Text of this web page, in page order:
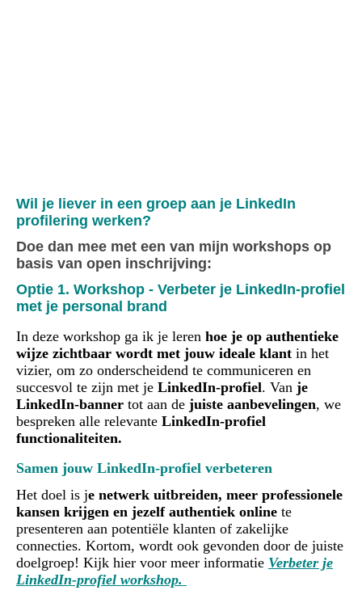
Wil je liever in een groep aan je LinkedIn
profilering werken?
Doe dan mee met een van mijn workshops op
basis van open inschrijving:
Optie 1. Workshop - Verbeter je LinkedIn-profiel
met je personal brand
In deze workshop ga ik je leren hoe je op authentieke
wijze zichtbaar wordt met jouw ideale klant in het
vizier, om zo onderscheidend te communiceren en
succesvol te zijn met je LinkedIn-profiel. Van je
LinkedIn-banner tot aan de juiste aanbevelingen, we
bespreken alle relevante LinkedIn-profiel
functionaliteiten.
Samen jouw LinkedIn-profiel verbeteren
Het doel is je netwerk uitbreiden, meer professionele
kansen krijgen en jezelf authentiek online te
presenteren aan potentiële klanten of zakelijke
connecties. Kortom, wordt ook gevonden door de juiste
doelgroep! Kijk hier voor meer informatie Verbeter je
LinkedIn-profiel workshop.